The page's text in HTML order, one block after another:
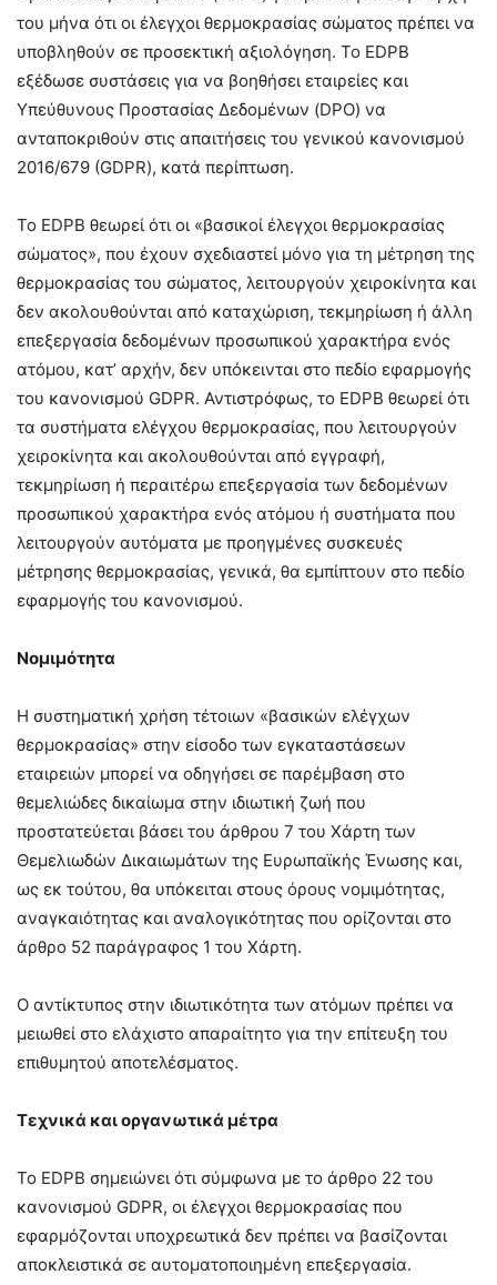
του μήνα ότι οι έλεγχοι θερμοκρασίας σώματος πρέπει να
υποβληθούν σε προσεκτική αξιολόγηση. Το EDPB
εξέδωσε συστάσεις για να βοηθήσει εταιρείες και
Υπεύθυνους Προστασίας Δεδομένων (DPO) να
ανταποκριθούν στις απαιτήσεις του γενικού κανονισμού
2016/679 (GDPR), κατά περίπτωση.
Το EDPB θεωρεί ότι οι «βασικοί έλεγχοι θερμοκρασίας
σώματος», που έχουν σχεδιαστεί μόνο για τη μέτρηση της
θερμοκρασίας του σώματος, λειτουργούν χειροκίνητα και
δεν ακολουθούνται από καταχώριση, τεκμηρίωση ή άλλη
επεξεργασία δεδομένων προσωπικού χαρακτήρα ενός
ατόμου, κατ’ αρχήν, δεν υπόκεινται στο πεδίο εφαρμογής
του κανονισμού GDPR. Αντιστρόφως, το EDPB θεωρεί ότι
τα συστήματα ελέγχου θερμοκρασίας, που λειτουργούν
χειροκίνητα και ακολουθούνται από εγγραφή,
τεκμηρίωση ή περαιτέρω επεξεργασία των δεδομένων
προσωπικού χαρακτήρα ενός ατόμου ή συστήματα που
λειτουργούν αυτόματα με προηγμένες συσκευές
μέτρησης θερμοκρασίας, γενικά, θα εμπίπτουν στο πεδίο
εφαρμογής του κανονισμού.
Νομιμότητα
Η συστηματική χρήση τέτοιων «βασικών ελέγχων
θερμοκρασίας» στην είσοδο των εγκαταστάσεων
εταιρειών μπορεί να οδηγήσει σε παρέμβαση στο
θεμελιώδες δικαίωμα στην ιδιωτική ζωή που
προστατεύεται βάσει του άρθρου 7 του Χάρτη των
Θεμελιωδών Δικαιωμάτων της Ευρωπαϊκής Ένωσης και,
ως εκ τούτου, θα υπόκειται στους όρους νομιμότητας,
αναγκαιότητας και αναλογικότητας που ορίζονται στο
άρθρο 52 παράγραφος 1 του Χάρτη.
Ο αντίκτυπος στην ιδιωτικότητα των ατόμων πρέπει να
μειωθεί στο ελάχιστο απαραίτητο για την επίτευξη του
επιθυμητού αποτελέσματος.
Τεχνικά και οργανωτικά μέτρα
Το EDPB σημειώνει ότι σύμφωνα με το άρθρο 22 του
κανονισμού GDPR, οι έλεγχοι θερμοκρασίας που
εφαρμόζονται υποχρεωτικά δεν πρέπει να βασίζονται
αποκλειστικά σε αυτοματοποιημένη επεξεργασία.